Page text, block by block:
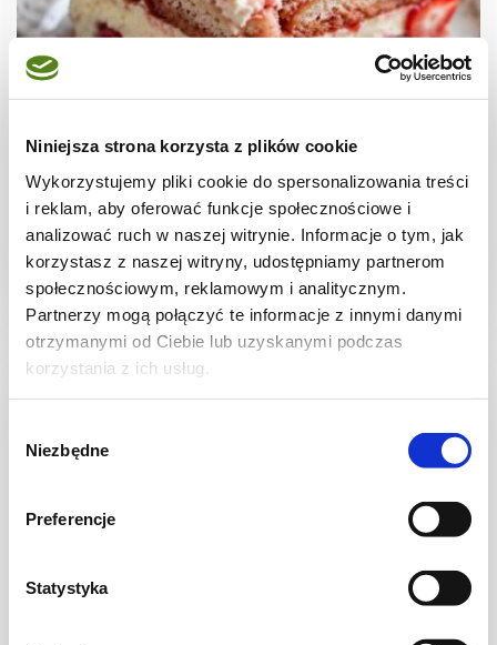
Niniejsza strona korzysta z plików cookie
Wykorzystujemy pliki cookie do spersonalizowania treści
i reklam, aby oferować funkcje społecznościowe i
analizować ruch w naszej witrynie. Informacje o tym, jak
korzystasz z naszej witryny, udostępniamy partnerom
społecznościowym, reklamowym i analitycznym.
Partnerzy mogą połączyć te informacje z innymi danymi
otrzymanymi od Ciebie lub uzyskanymi podczas
korzystania z ich usług.
zgody
Niezbędne
Preferencje
Statystyka
Tiramisu truskawkowe – kremowy deser z
owocami ( bez jajek)
2 godz. 5006 kcal 12